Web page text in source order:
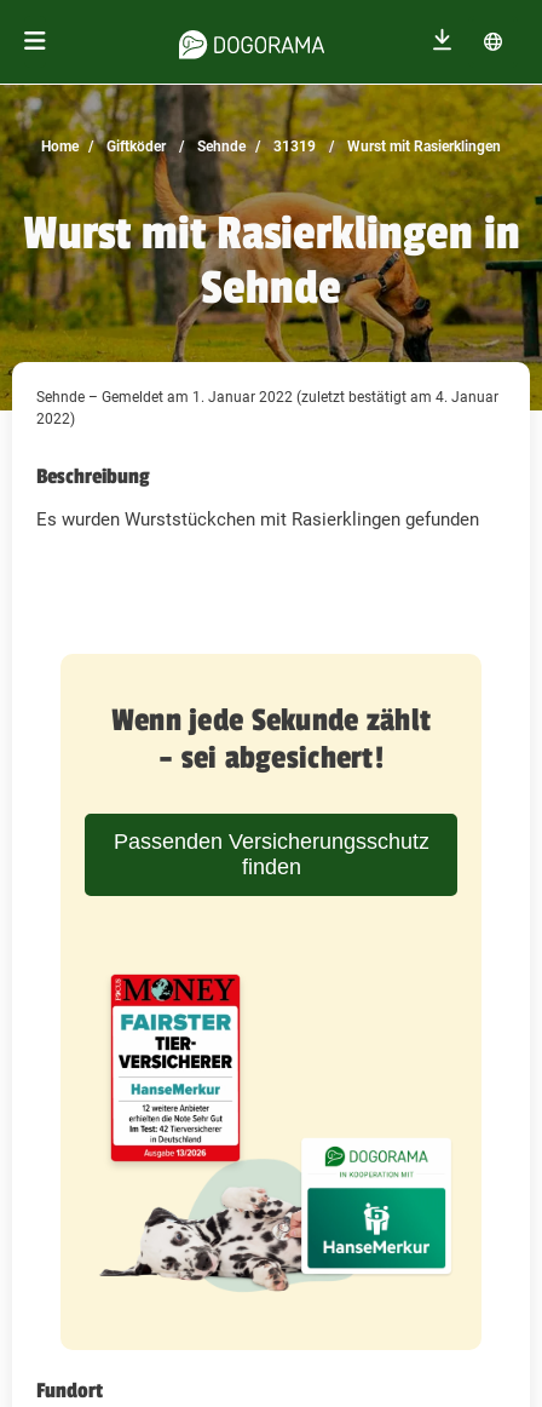
Home Giftköder Sehnde 31319 Wurst mit Rasierklingen
Wurst mit Rasierklingen in
Sehnde
Sehnde – Gemeldet am 1. Januar 2022 (zuletzt bestätigt am 4. Januar
2022)
Beschreibung
Es wurden Wurststückchen mit Rasierklingen gefunden
Wenn jede Sekunde zählt
– sei abgesichert!
Passenden Versicherungsschutz
finden
Fundort